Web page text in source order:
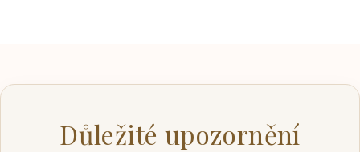
Důležité upozornění